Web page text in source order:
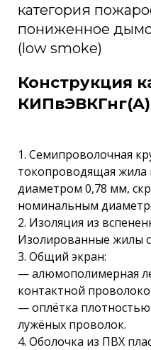
категория
пониженное
(low smoke)
Конструкция
1. Семипроволочная
токопроводящая
диаметром 0,78 мм,
номинальным
2. Изоляция из
Изолированные жилы
3. Общий экран:
— алюмополимерная
контактной
— оплётка плотностью
лужёных проволок.
4. Оболочка из ПВХ